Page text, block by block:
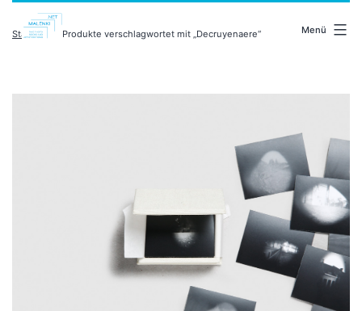
Inhalt
Menü
Startseite / Produkte verschlagwortet mit „Decruyenaere“